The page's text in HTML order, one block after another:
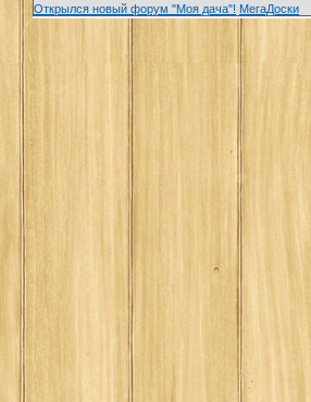
Открылся новый форум "Моя дача"! МегаДоски